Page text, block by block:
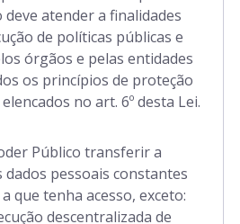
atender a finalidades
de políticas públicas e
órgãos e pelas entidades
os princípios de proteção
no art. 6º desta Lei.
Público transferir a
pessoais constantes
que tenha acesso, exceto:
descentralizada de